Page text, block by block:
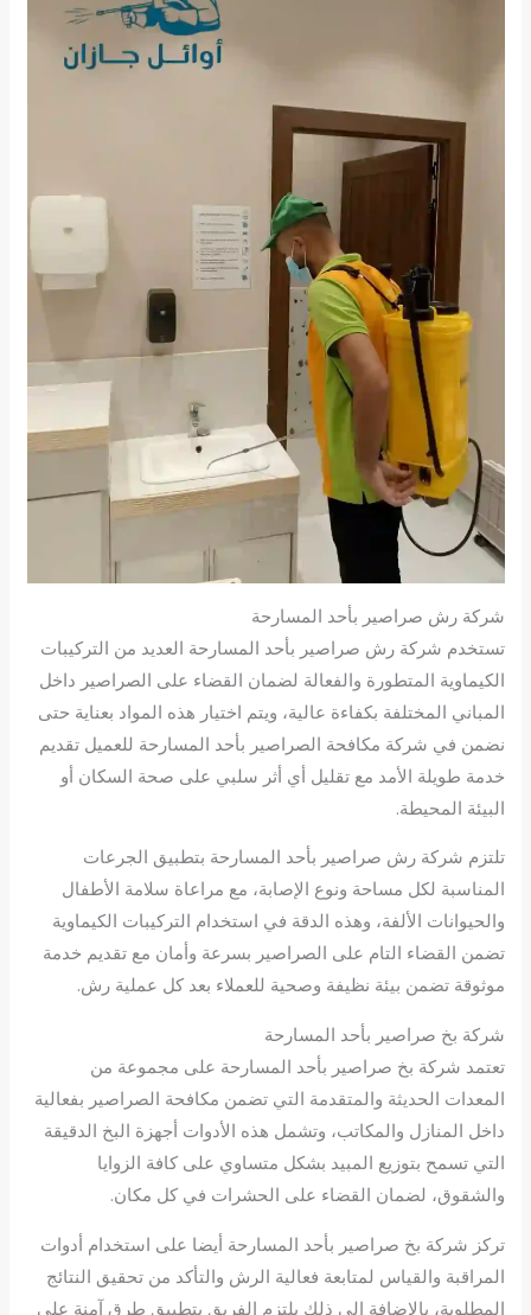
شركة رش صراصير بأحد المسارحة
تستخدم شركة رش صراصير بأحد المسارحة العديد من التركيبات
الكيماوية المتطورة والفعالة لضمان القضاء على الصراصير داخل
المباني المختلفة بكفاءة عالية، ويتم اختيار هذه المواد بعناية حتى
نضمن في شركة مكافحة الصراصير بأحد المسارحة للعميل تقديم
خدمة طويلة الأمد مع تقليل أي أثر سلبي على صحة السكان أو
البيئة المحيطة.
تلتزم شركة رش صراصير بأحد المسارحة بتطبيق الجرعات
المناسبة لكل مساحة ونوع الإصابة، مع مراعاة سلامة الأطفال
والحيوانات الألفة، وهذه الدقة في استخدام التركيبات الكيماوية
تضمن القضاء التام على الصراصير بسرعة وأمان مع تقديم خدمة
موثوقة تضمن بيئة نظيفة وصحية للعملاء بعد كل عملية رش.
شركة بخ صراصير بأحد المسارحة
تعتمد شركة بخ صراصير بأحد المسارحة على مجموعة من
المعدات الحديثة والمتقدمة التي تضمن مكافحة الصراصير بفعالية
داخل المنازل والمكاتب، وتشمل هذه الأدوات أجهزة البخ الدقيقة
التي تسمح بتوزيع المبيد بشكل متساوي على كافة الزوايا
والشقوق، لضمان القضاء على الحشرات في كل مكان.
تركز شركة بخ صراصير بأحد المسارحة أيضا على استخدام أدوات
المراقبة والقياس لمتابعة فعالية الرش والتأكد من تحقيق النتائج
المطلوبة، بالإضافة إلى ذلك يلتزم الفريق بتطبيق طرق آمنة على